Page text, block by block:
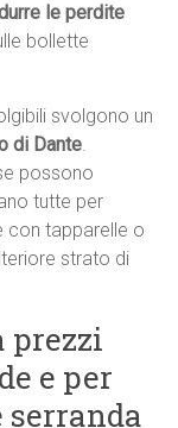
le perdite
bollette
svolgono un
di Dante.
possono
tutte per
con tapparelle o
strato di
prezzi
e per